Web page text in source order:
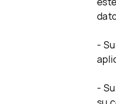
-
-